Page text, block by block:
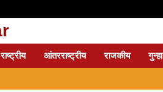
राष्ट्रीय आंतरराष्ट्रीय राजकीय गुन्हा